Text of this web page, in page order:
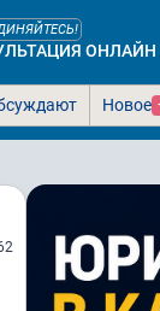
ОНЛАЙН
Новое